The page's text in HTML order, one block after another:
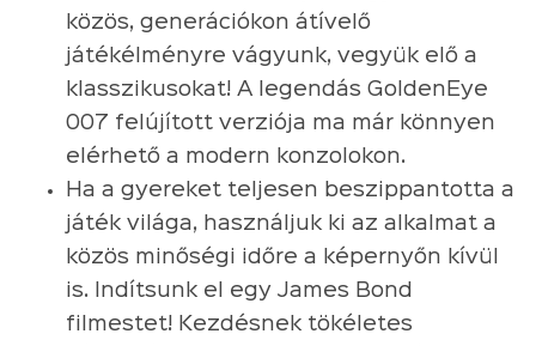
közös, generációkon átívelő
játékélményre vágyunk, vegyük elő a
klasszikusokat! A legendás GoldenEye
007 felújított verziója ma már könnyen
elérhető a modern konzolokon.
Ha a gyereket teljesen beszippantotta a
játék világa, használjuk ki az alkalmat a
közös minőségi időre a képernyőn kívül
is. Indítsunk el egy James Bond
filmestet! Kezdésnek tökéletes